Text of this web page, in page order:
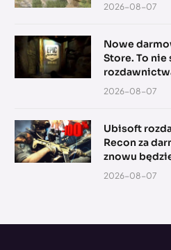
2026-08-07
Nowe
Store. To nie
2026-08-07
Ubisoft
Recon za
znowu
2026-08-07